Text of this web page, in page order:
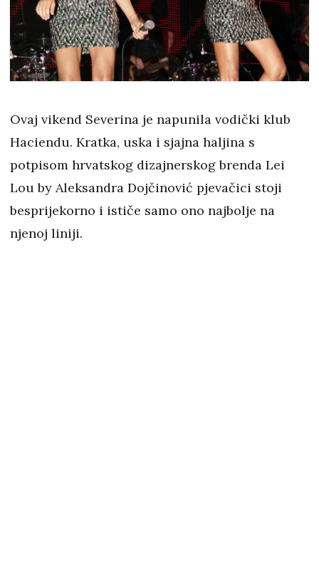
Ovaj vikend Severina je napunila vodički klub
Haciendu. Kratka, uska i sjajna haljina s
potpisom hrvatskog dizajnerskog brenda Lei
Lou by Aleksandra Dojčinović pjevačici stoji
besprijekorno i ističe samo ono najbolje na
njenoj liniji.